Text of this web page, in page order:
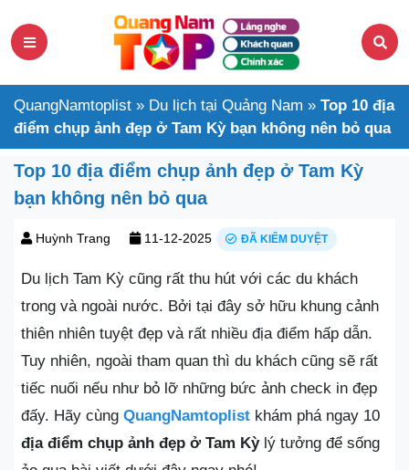
QuangNamtoplist » Du lịch tại Quảng Nam » Top 10 địa
điểm chụp ảnh đẹp ở Tam Kỳ bạn không nên bỏ qua
Top 10 địa điểm chụp ảnh đẹp ở Tam Kỳ
bạn không nên bỏ qua
Huỳnh Trang 11-12-2025 ĐÃ KIỂM DUYỆT
Du lịch Tam Kỳ cũng rất thu hút với các du khách
trong và ngoài nước. Bởi tại đây sở hữu khung cảnh
thiên nhiên tuyệt đẹp và rất nhiều địa điểm hấp dẫn.
Tuy nhiên, ngoài tham quan thì du khách cũng sẽ rất
tiếc nuối nếu như bỏ lỡ những bức ảnh check in đẹp
đấy. Hãy cùng QuangNamtoplist khám phá ngay 10
địa điểm chụp ảnh đẹp ở Tam Kỳlý tưởng để sống